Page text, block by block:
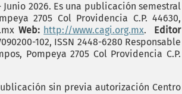
Junio 2026. Es una publicación semestral
2705 Col Providencia C.P. 44630,
Web: http://www.cagi.org.mx. Editor
102, ISSN 2448-6280 Responsable
Pompeya 2705 Col Providencia C.P.
sin previa autorización Centro